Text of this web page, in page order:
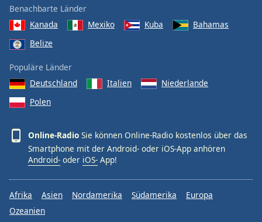
Benachbarte Länder
Kanada
Mexiko Kuba
Bahamas
Belize
Populäre Länder
Deutschland
Italien
Niederlande
Polen
Online-Radio Sie können Online-Radio kostenlos über das
Smartphone mit der Android- oder iOS-App anhören
Android- oder iOS- App!
Afrika Asien Nordamerika Südamerika
Europa
Ozeanien